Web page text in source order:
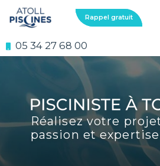
au
contenu
05 34 27 68 00
Rappel gratuit
Réalisez votre
passion et expertise